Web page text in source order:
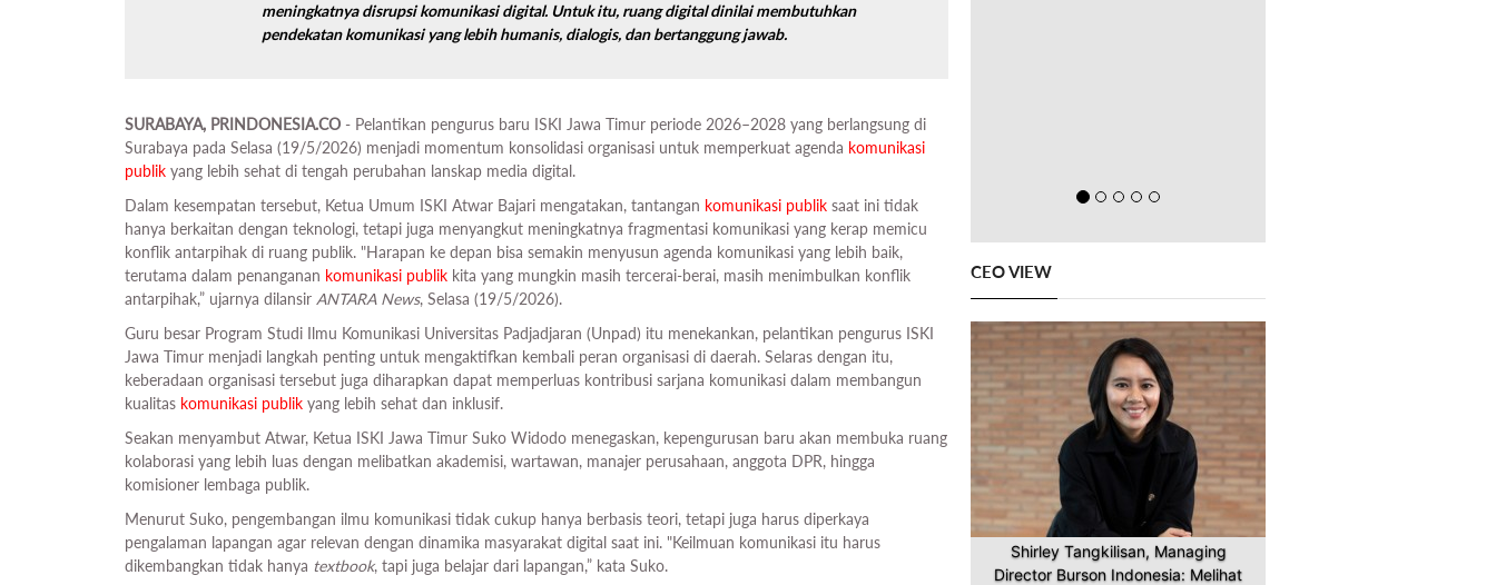
meningkatnya disrupsi komunikasi digital. Untuk itu, ruang digital dinilai membutuhkan
pendekatan komunikasi yang lebih humanis, dialogis, dan bertanggung jawab.
SURABAYA, PRINDONESIA.CO - Pelantikan pengurus baru ISKI Jawa Timur periode 2026–2028 yang berlangsung di
Surabaya pada Selasa (19/5/2026) menjadi momentum konsolidasi organisasi untuk memperkuat agenda komunikasi
publik yang lebih sehat di tengah perubahan lanskap media digital.
Dalam kesempatan tersebut, Ketua Umum ISKI Atwar Bajari mengatakan, tantangan komunikasi publik saat ini tidak
hanya berkaitan dengan teknologi, tetapi juga menyangkut meningkatnya fragmentasi komunikasi yang kerap memicu
konflik antarpihak di ruang publik. "Harapan ke depan bisa semakin menyusun agenda komunikasi yang lebih baik,
terutama dalam penanganan komunikasi publik kita yang mungkin masih tercerai-berai, masih menimbulkan konflik
antarpihak,” ujarnya dilansir ANTARA News, Selasa (19/5/2026).
Guru besar Program Studi Ilmu Komunikasi Universitas Padjadjaran (Unpad) itu menekankan, pelantikan pengurus ISKI
Jawa Timur menjadi langkah penting untuk mengaktifkan kembali peran organisasi di daerah. Selaras dengan itu,
keberadaan organisasi tersebut juga diharapkan dapat memperluas kontribusi sarjana komunikasi dalam membangun
kualitas komunikasi publik yang lebih sehat dan inklusif.
Seakan menyambut Atwar, Ketua ISKI Jawa Timur Suko Widodo menegaskan, kepengurusan baru akan membuka ruang
kolaborasi yang lebih luas dengan melibatkan akademisi, wartawan, manajer perusahaan, anggota DPR, hingga
komisioner lembaga publik.
Menurut Suko, pengembangan ilmu komunikasi tidak cukup hanya berbasis teori, tetapi juga harus diperkaya
pengalaman lapangan agar relevan dengan dinamika masyarakat digital saat ini. "Keilmuan komunikasi itu harus
dikembangkan tidak hanya textbook, tapi juga belajar dari lapangan,” kata Suko.
CEO VIEW
Shirley Tangkilisan, Managing
Director Burson Indonesia: Melihat
Previous Next